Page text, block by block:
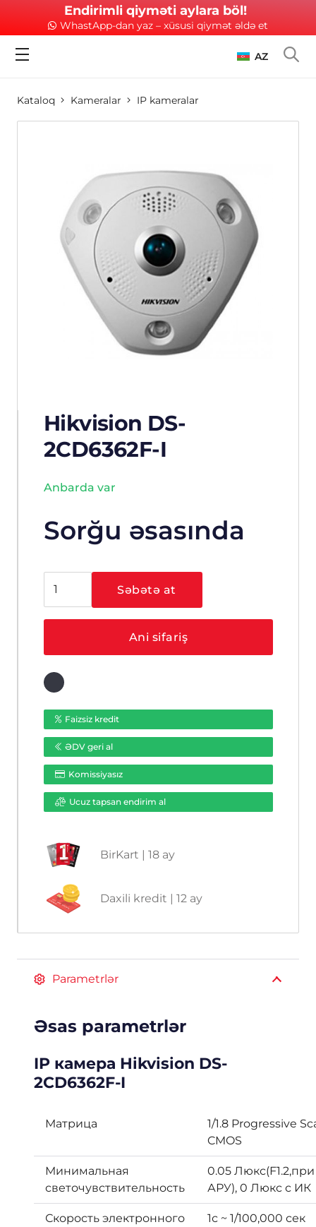
Endirimli qiyməti aylara böl!
WhastApp-dan yaz – xüsusi qiymət əldə et
AZ
Kataloq Kameralar IP kameralar
Hikvision DS-
2CD6362F-I
Anbarda var
Sorğu əsasında
DS-
Səbətə at
Ani sifariş
Faizsiz kredit
ƏDV geri al
Komissiyasız
Ucuz tapsan endirim al
BirKart | 18 ay
Daxili kredit | 12 ay
Parametrlər
Əsas parametrlər
IP камера Hikvision DS-
2CD6362F-I
Матрица
1/1.8 Progressive
CMOS
Минимальная
светочувствительность
0.05 Люкс(F1.2,при
АРУ), 0 Люкс с ИК
Скорость электронного
1с ~ 1/100,000 сек